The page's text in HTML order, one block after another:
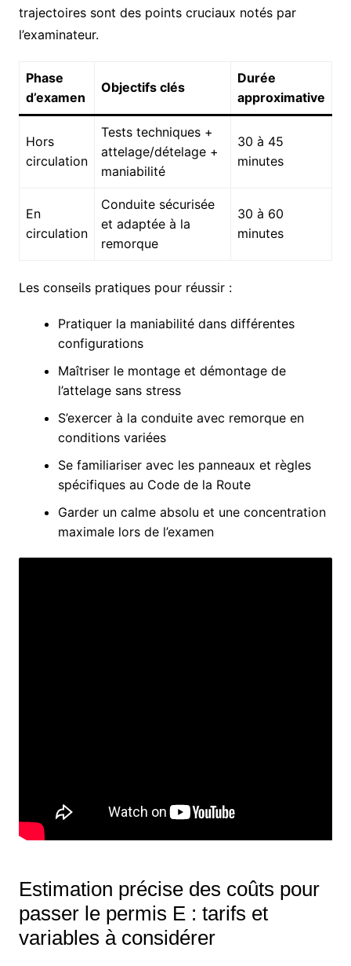
trajectoires sont des points cruciaux notés par
l’examinateur.
Phase
d’examen
Objectifs clés
Durée
approximative
Hors
circulation
Tests techniques +
attelage/dételage +
maniabilité
30 à 45
minutes
En
circulation
Conduite sécurisée
et adaptée à la
remorque
30 à 60
minutes
Les conseils pratiques pour réussir :
Pratiquer la maniabilité dans différentes
configurations
Maîtriser le montage et démontage de
l’attelage sans stress
S’exercer à la conduite avec remorque en
conditions variées
Se familiariser avec les panneaux et règles
spécifiques au Code de la Route
Garder un calme absolu et une concentration
maximale lors de l’examen
Estimation précise des coûts pour
passer le permis E : tarifs et
variables à considérer